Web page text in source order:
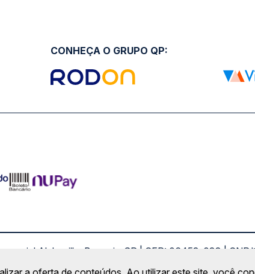
CONHEÇA O GRUPO QP:
Alphaville, Barueri - SP | CEP: 06453-038 |
Copyright 2026 © QueroPassagem.com.br